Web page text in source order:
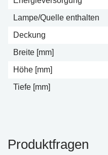
Lampe/Quelle enthalten
Deckung
Breite [mm]
Höhe [mm]
Tiefe [mm]
Produktfragen